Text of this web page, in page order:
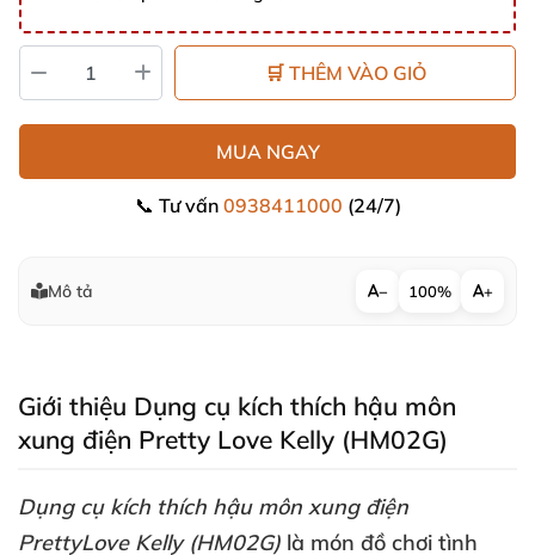
🛒 THÊM VÀO GIỎ
MUA NGAY
📞 Tư vấn 0938411000 (24/7)
Mô tả − 100% +
Giới thiệu Dụng cụ kích thích hậu môn
xung điện Pretty Love Kelly (HM02G)
Dụng cụ kích thích hậu môn xung điện
PrettyLove Kelly (HM02G) là món đồ chơi tình